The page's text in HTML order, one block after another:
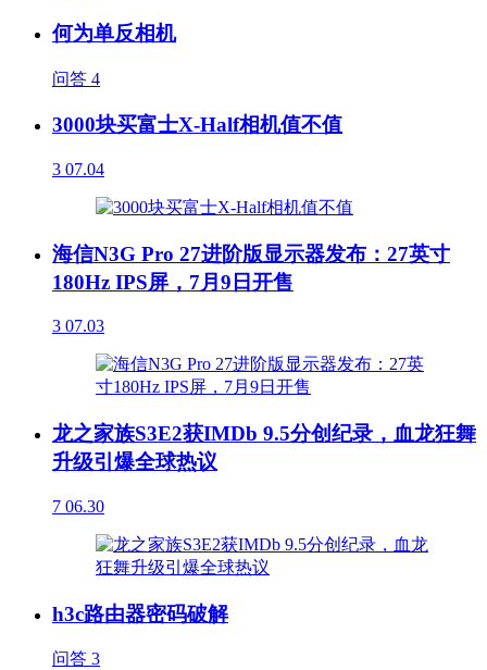
何为单反相机
问答 4
3000块买富士X-Half相机值不值
3 07.04
海信N3G Pro 27进阶版显示器发布：27英寸
180Hz IPS屏，7月9日开售
3 07.03
龙之家族S3E2获IMDb 9.5分创纪录，血龙狂舞
升级引爆全球热议
7 06.30
h3c路由器密码破解
问答 3